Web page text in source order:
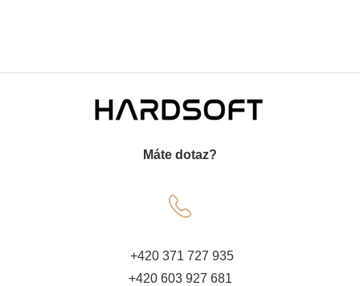
Máte dotaz?
+420 371 727 935
+420 603 927 681